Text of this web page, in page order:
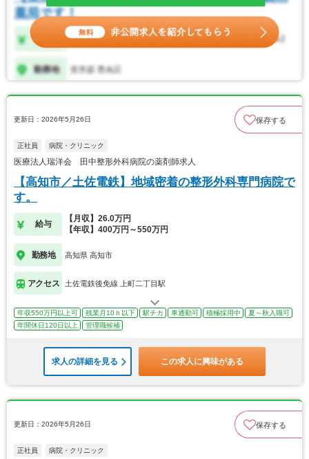
更新日：2026年5月26日 保存する
正社員 病院・クリニック
医療法人瑞洋会 田中整形外科病院の薬剤師求人
【高知市／土佐電鉄】地域密着の整形外科専門病院で
す。
給与
【月収】26.0万円
【年収】400万円～550万円
勤務地 高知県 高知市
アクセス 土佐電鉄後免線 上町二丁目駅
年収550万円以上可 残業月10ｈ以下 駅チカ 車通勤可 積極採用中
夏～秋入職可
年間休日120日以上
管理職候補
求人の詳細を見る この求人に興味がある
更新日：2026年5月26日 保存する
正社員 病院・クリニック